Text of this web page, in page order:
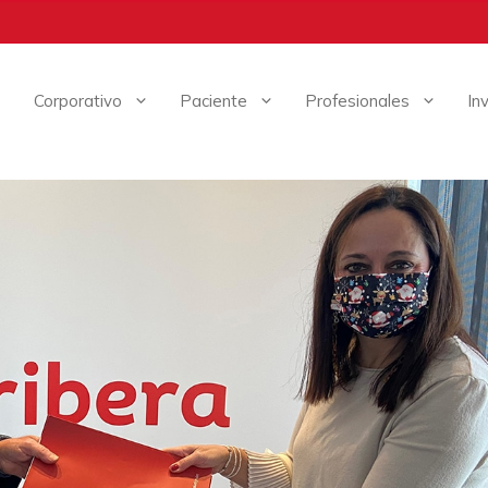
Corporativo Paciente Profesionales